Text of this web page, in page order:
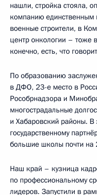
нашли, стройка стояла,
компанию единственным
военные строители, в
центр онкологии – тоже
конечно, есть, что
По образованию
в ДФО, 23-е место в
Рособрнадзора и
многострадальные
и Хабаровский районы. В
государственному
большие школы почти на
Наш край – кузница
по профессиональному
лидеров. Запустили в